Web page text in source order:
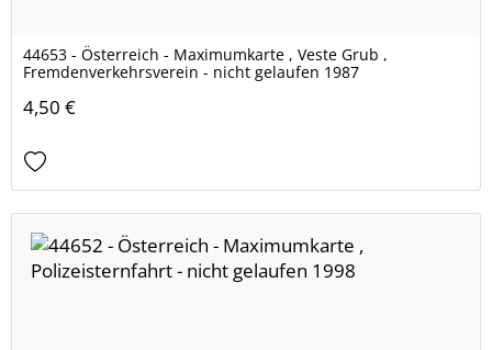
44653 - Österreich - Maximumkarte , Veste Grub ,
Fremdenverkehrsverein - nicht gelaufen 1987
4,50 €